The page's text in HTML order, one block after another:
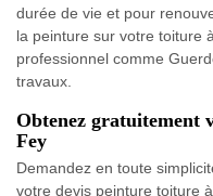
durée de vie et pour
la peinture sur votre toiture
professionnel comme
travaux.
Obtenez gratuitement
Fey
Demandez en toute
votre devis peinture toiture